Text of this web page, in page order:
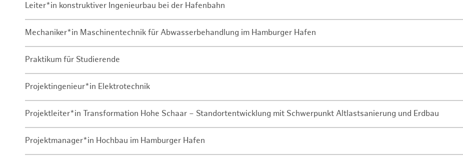
Leiter*in konstruktiver Ingenieurbau bei der Hafenbahn
Mechaniker*in Maschinentechnik für Abwasserbehandlung im Hamburger Hafen
Praktikum für Studierende
Projektingenieur*in Elektrotechnik
Projektleiter*in Transformation Hohe Schaar – Standortentwicklung mit Schwerpunkt Altlastsanierung und Erdbau
Projektmanager*in Hochbau im Hamburger Hafen